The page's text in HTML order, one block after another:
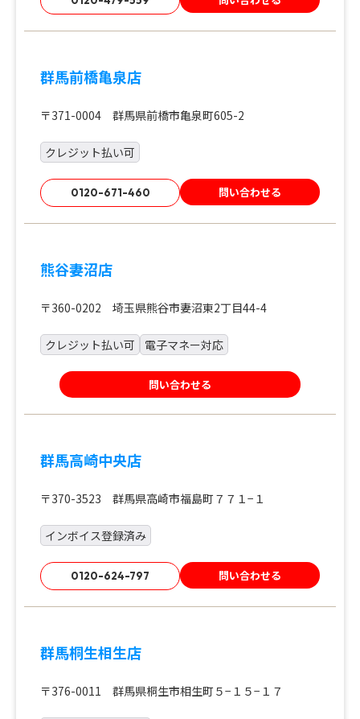
群馬前橋亀泉店
〒371-0004 群馬県前橋市亀泉町605-2
クレジット払い可
0120-671-460 問い合わせる
熊谷妻沼店
〒360-0202 埼玉県熊谷市妻沼東2丁目44-4
クレジット払い可 電子マネー対応
問い合わせる
群馬高崎中央店
〒370-3523 群馬県高崎市福島町７７１−１
インボイス登録済み
0120-624-797 問い合わせる
群馬桐生相生店
〒376-0011 群馬県桐生市相生町５−１５−１７